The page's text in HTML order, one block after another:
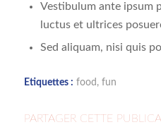
Vestibulum ante ipsum
luctus et ultrices
Sed aliquam, nisi quis
Etiquettes : food , fun
PARTAGER CETTE